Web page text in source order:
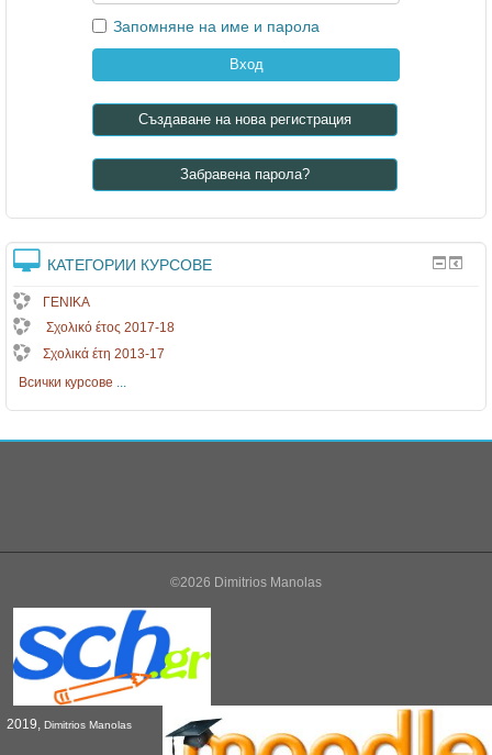
Запомняне на име и парола
Създаване на нова регистрация
Забравена парола?
КАТЕГОРИИ КУРСОВЕ
ΓΕΝΙΚΑ
Σχολικό έτος 2017-18
Σχολικά έτη 2013-17
Всички курсове ...
©2026 Dimitrios Manolas
2019, Dimitrios Manolas